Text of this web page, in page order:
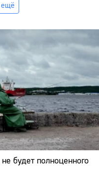
ещё
будет полноценного